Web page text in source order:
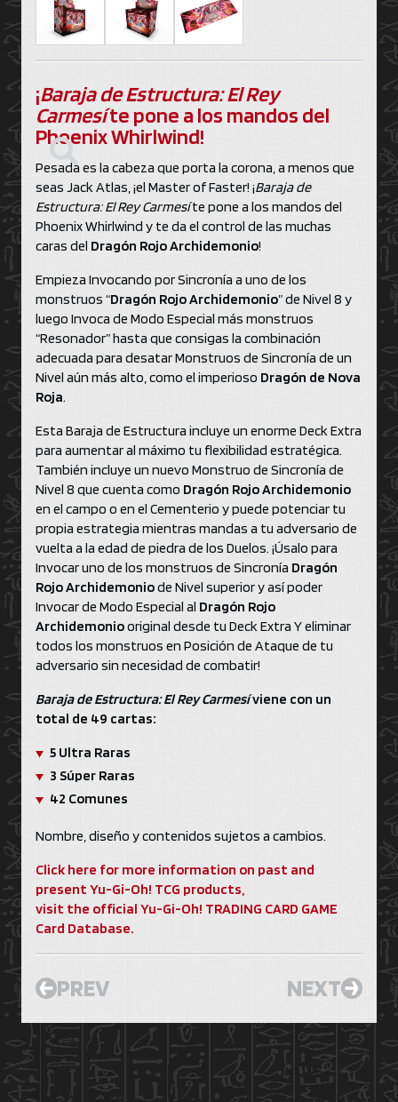
¡Baraja de Estructura: El Rey
Carmesíte pone a los mandos del
Phoenix Whirlwind!
Pesada es la cabeza que porta la corona, a menos que
seas Jack Atlas, ¡el Master of Faster! ¡Baraja de
Estructura: El Rey Carmesíte pone a los mandos del
Phoenix Whirlwind y te da el control de las muchas
caras del Dragón Rojo Archidemonio!
Empieza Invocando por Sincronía a uno de los
monstruos “Dragón Rojo Archidemonio” de Nivel 8 y
luego Invoca de Modo Especial más monstruos
“Resonador” hasta que consigas la combinación
adecuada para desatar Monstruos de Sincronía de un
Nivel aún más alto, como el imperioso Dragón de Nova
Roja.
Esta Baraja de Estructura incluye un enorme Deck Extra
para aumentar al máximo tu flexibilidad estratégica.
También incluye un nuevo Monstruo de Sincronía de
Nivel 8 que cuenta como Dragón Rojo Archidemonio
en el campo o en el Cementerio y puede potenciar tu
propia estrategia mientras mandas a tu adversario de
vuelta a la edad de piedra de los Duelos. ¡Úsalo para
Invocar uno de los monstruos de Sincronía Dragón
Rojo Archidemoniode Nivel superior y así poder
Invocar de Modo Especial al Dragón Rojo
Archidemoniooriginal desde tu Deck Extra Y eliminar
todos los monstruos en Posición de Ataque de tu
adversario sin necesidad de combatir!
Baraja de Estructura: El Rey Carmesíviene con un
total de 49 cartas:
5 Ultra Raras
3 Súper Raras
42 Comunes
Nombre, diseño y contenidos sujetos a cambios.
Click here for more information on past and
present Yu-Gi-Oh! TCG products,
visit the official Yu-Gi-Oh! TRADING CARD GAME
Card Database.
PREV NEXT